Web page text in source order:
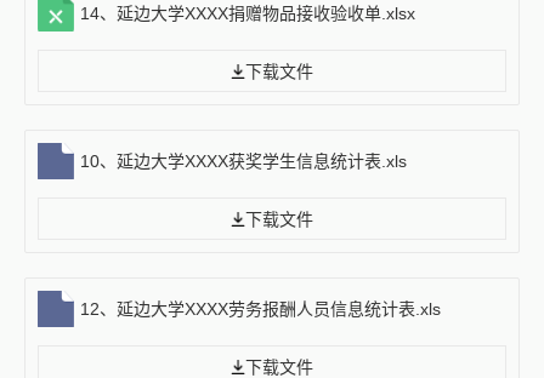
14、延边大学XXXX捐赠物品接收验收单.xlsx
下载文件
10、延边大学XXXX获奖学生信息统计表.xls
下载文件
12、延边大学XXXX劳务报酬人员信息统计表.xls
下载文件